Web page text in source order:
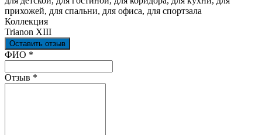
прихожей, для спальни, для офиса, для спортзала
Коллекция
Trianon XIII
Оставить отзыв
Ваш отзыв был отправлен!
ФИО *
Отзыв *